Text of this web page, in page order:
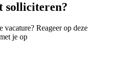
solliciteren?
Reageer op deze
je op